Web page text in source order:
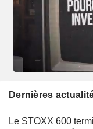
Dernières
Le STOXX 600